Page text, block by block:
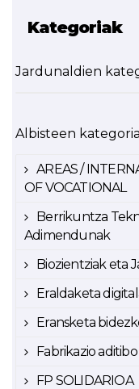
Kategoriak
Jardunaldien
Albisteen
AREAS /
OF VOCATIONAL
Berrikuntza
Adimendunak
Biozientziak eta
Eraldaketa
Eransketa
Fabrikazio
FP SOLIDARIOA